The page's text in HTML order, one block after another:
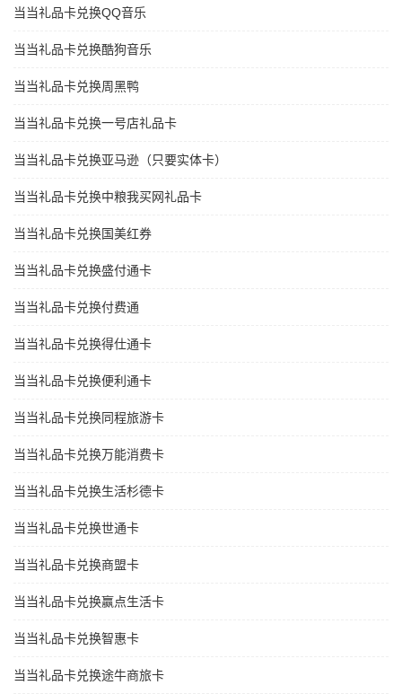
当当礼品卡兑换QQ音乐
当当礼品卡兑换酷狗音乐
当当礼品卡兑换周黑鸭
当当礼品卡兑换一号店礼品卡
当当礼品卡兑换亚马逊（只要实体卡）
当当礼品卡兑换中粮我买网礼品卡
当当礼品卡兑换国美红券
当当礼品卡兑换盛付通卡
当当礼品卡兑换付费通
当当礼品卡兑换得仕通卡
当当礼品卡兑换便利通卡
当当礼品卡兑换同程旅游卡
当当礼品卡兑换万能消费卡
当当礼品卡兑换生活杉德卡
当当礼品卡兑换世通卡
当当礼品卡兑换商盟卡
当当礼品卡兑换赢点生活卡
当当礼品卡兑换智惠卡
当当礼品卡兑换途牛商旅卡